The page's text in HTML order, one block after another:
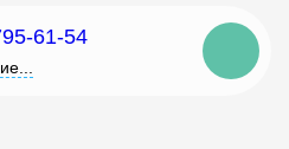
61-54